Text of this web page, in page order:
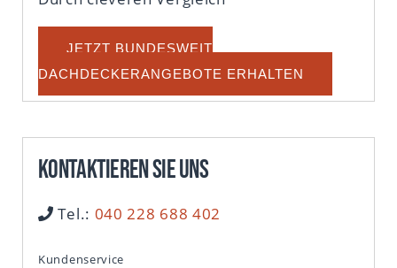
JETZT BUNDESWEIT
DACHDECKERANGEBOTE ERHALTEN
Kontaktieren Sie uns
Tel.: 040 228 688 402
Kundenservice